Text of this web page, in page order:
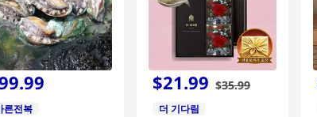
.99
른전복
$21.99 $35.99
더 기다림